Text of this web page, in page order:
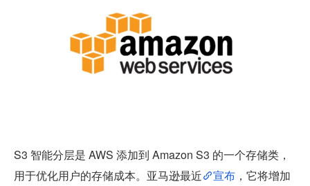
S3 智能分层是 AWS 添加到 Amazon S3 的一个存储类，
用于优化用户的存储成本。亚马逊最近
宣布 ，它将增加